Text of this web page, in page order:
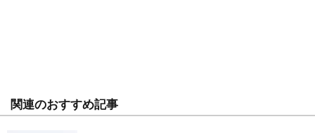
関連のおすすめ記事